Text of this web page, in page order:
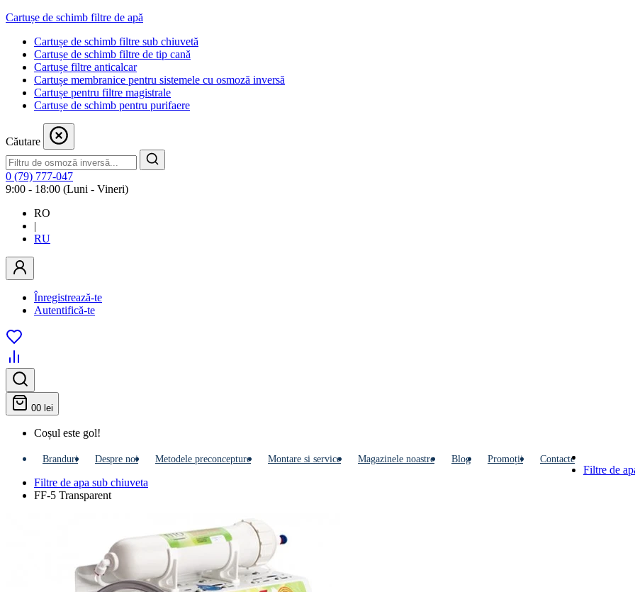
Cartușe de schimb filtre de apă
Cartușe de schimb filtre sub chiuvetă
Cartușe de schimb filtre de tip cană
Cartușe filtre anticalcar
Cartușe membranice pentru sistemele cu osmoză inversă
Cartușe pentru filtre magistrale
Cartușe de schimb pentru purifaere
Căutare
0 (79) 777-047
9:00 - 18:00 (Luni - Vineri)
RO
|
RU
Înregistrează-te
Autentifică-te
00 lei
Coșul este gol!
Branduri Despre noi Metodele preconcepture Montare si service Мagazinele noastre Blog Promoții Contacte
Filtre de
Filtre de apa sub chiuveta
FF-5 Transparent